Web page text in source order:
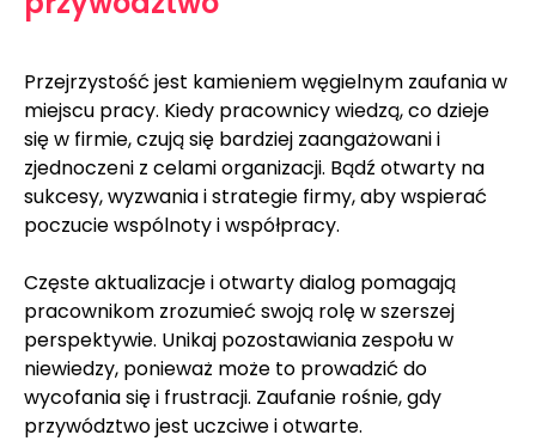
Przejrzystość jest kamieniem węgielnym zaufania w
miejscu pracy. Kiedy pracownicy wiedzą, co dzieje
się w firmie, czują się bardziej zaangażowani i
zjednoczeni z celami organizacji. Bądź otwarty na
sukcesy, wyzwania i strategie firmy, aby wspierać
poczucie wspólnoty i współpracy.
Częste aktualizacje i otwarty dialog pomagają
pracownikom zrozumieć swoją rolę w szerszej
perspektywie. Unikaj pozostawiania zespołu w
niewiedzy, ponieważ może to prowadzić do
wycofania się i frustracji. Zaufanie rośnie, gdy
przywództwo jest uczciwe i otwarte.